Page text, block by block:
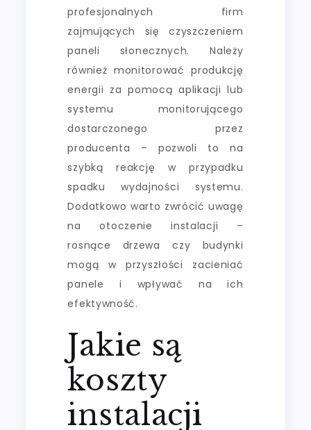
profesjonalnych firm
zajmujących się czyszczeniem
paneli słonecznych. Należy
również monitorować produkcję
energii za pomocą aplikacji lub
systemu monitorującego
dostarczonego przez
producenta – pozwoli to na
szybką reakcję w przypadku
spadku wydajności systemu.
Dodatkowo warto zwrócić uwagę
na otoczenie instalacji –
rosnące drzewa czy budynki
mogą w przyszłości zacieniać
panele i wpływać na ich
efektywność.
Jakie są
koszty
instalacji